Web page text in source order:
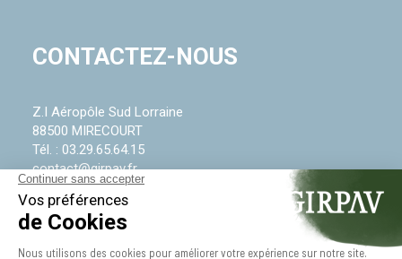
CONTACTEZ-NOUS
Z.I Aéropôle Sud Lorraine
88500 MIRECOURT
Tél. : 03.29.65.64.15
contact@girpav.fr
DÉCOUVREZ ÉGALEMENT :